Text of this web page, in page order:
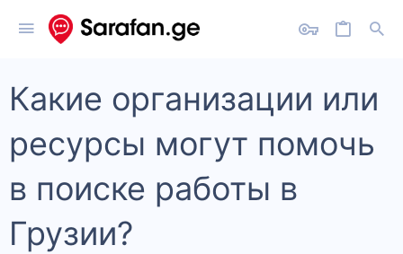
Какие организации или
ресурсы могут помочь
в поиске работы в
Грузии?